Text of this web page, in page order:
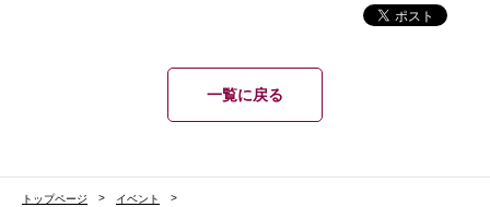
一覧に戻る
トップページ
イベント